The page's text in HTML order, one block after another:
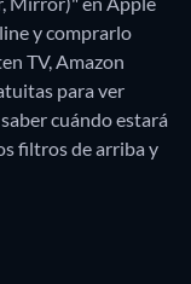
y comprarlo
TV, Amazon
para ver
cuándo estará
filtros de arriba y